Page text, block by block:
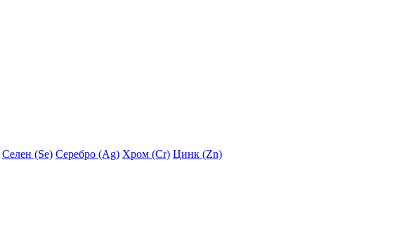
Селен (Se) Серебро (Ag) Хром (Cr) Цинк (Zn)